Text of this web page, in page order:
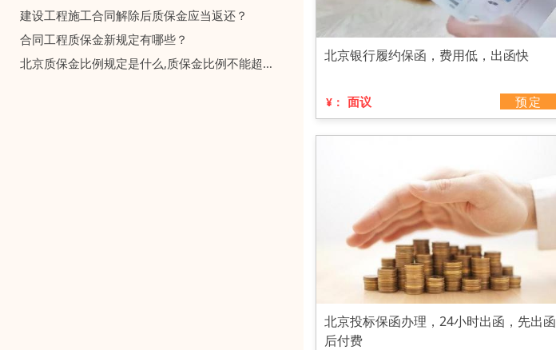
建设工程施工合同解除后质保金应当返还？
合同工程质保金新规定有哪些？
北京质保金比例规定是什么,质保金比例不能超过多少？一文讲清
北京银行履约保函，费用低，出函快
¥： 面议 预定
北京投标保函办理，24小时出函，先出函
后付费